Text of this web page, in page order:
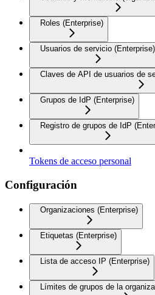
Roles (Enterprise)
Usuarios de servicio (Enterprise)
Claves de API de usuarios de
Grupos de IdP (Enterprise)
Registro de grupos de IdP
Tokens de acceso personal
Configuración
Organizaciones (Enterprise)
Etiquetas (Enterprise)
Lista de acceso IP (Enterprise)
Límites de grupos de la